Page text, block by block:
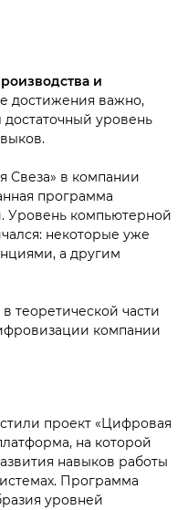
и
достижения важно,
уровень
Свеза» в компании
программа
Уровень компьютерной
некоторые уже
а другим
теоретической части
компании
проект «Цифровая
на которой
навыков работы
Программа
уровней